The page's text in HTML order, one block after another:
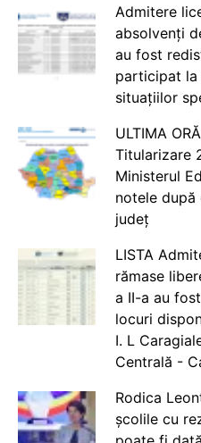
Admitere
absolvenți
au fost
participat la
situațiilor
ULTIMA
Titularizare
Ministerul
notele
județ
LISTA
rămase
a II-a au
locuri
I. L
Centrală -
Rodica
școlile cu